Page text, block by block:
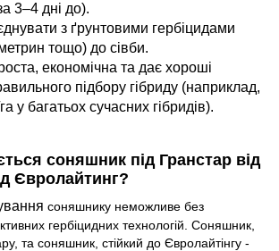
3–4 дні до).
з ґрунтовими гербіцидами
тощо) до сівби.
економічна та дає хороші
підбору гібриду (наприклад,
у багатьох сучасних гібридів).
соняшник під Гранстар від
Євролайтинг?
соняшнику неможливе без
гербіцидних технологій. Cоняшник,
та соняшник, стійкий до Євролайтінгу -